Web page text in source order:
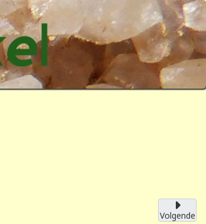
Volgende